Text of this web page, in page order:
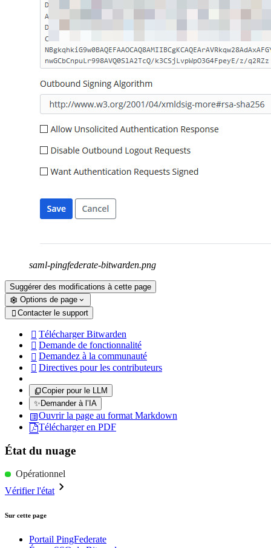
saml-pingfederate-bitwarden.png
Suggérer des modifications à cette page
Options de page
 Contacter le support
 Télécharger Bitwarden
 Demande de fonctionnalité
 Demandez à la communauté
 Directives pour les contributeurs
Copier pour le LLM
✨ Demander à l’IA
Ouvrir la page au format Markdown
Télécharger en PDF
État du nuage
Opérationnel
Vérifier l'état
Sur cette page
Portail PingFederate